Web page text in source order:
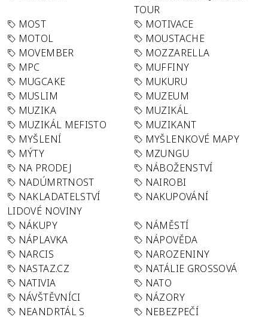
TOUR
MOST
MOTIVACE
MOTOL
MOUSTACHE
MOVEMBER
MOZZARELLA
MPC
MUFFINY
MUGCAKE
MUKURU
MUSLIM
MUZEUM
MUZIKA
MUZIKÁL
MUZIKÁL MEFISTO
MUZIKANT
MYŠLENÍ
MYŠLENKOVÉ MAPY
MÝTY
MZUNGU
NA PRODEJ
NÁBOŽENSTVÍ
NADÚMRTNOST
NAIROBI
NAKLADATELSTVÍ
LIDOVÉ NOVINY
NAKUPOVÁNÍ
NÁKUPY
NÁMĚSTÍ
NÁPLAVKA
NÁPOVĚDA
NARCIS
NAROZENINY
NASTAZ.CZ
NATÁLIE GROSSOVÁ
NATIVIA
NATO
NÁVŠTĚVNÍCI
NÁZORY
NEANDRTÁL S
NEBEZPEČÍ